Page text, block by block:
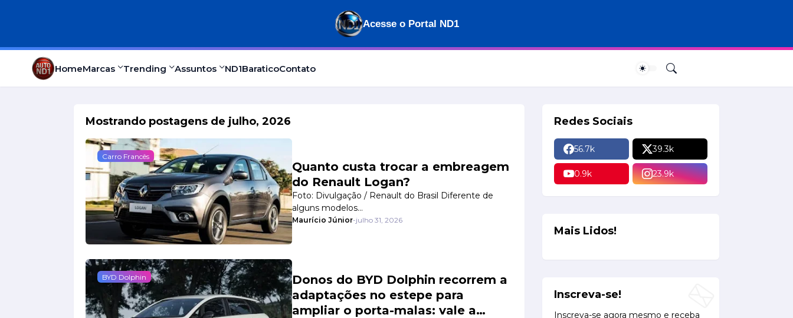
Acesse o Portal ND1
HomeMarcas Trending Assuntos ND1BaraticoContato
Mostrando postagens de julho, 2026
Carro Francês
Quanto custa trocar a embreagem
do Renault Logan?
Foto: Divulgação / Renault do Brasil Diferente de
alguns modelos…
Maurício Júnior-julho 31, 2026
BYD Dolphin
Donos do BYD Dolphin recorrem a
adaptações no estepe para
ampliar o porta-malas: vale a
Redes Sociais
56.7k 39.3k
0.9k 23.9k
Mais Lidos!
Inscreva-se!
Inscreva-se agora mesmo e receba